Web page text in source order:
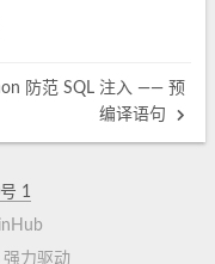
防范 SQL 注入 —— 预
编译语句
1
强力驱动